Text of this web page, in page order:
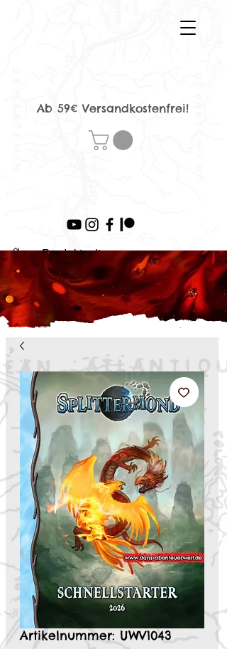
Ab 59€ Versandkostenfrei!
> Produktseite
Artikelnummer: UWV1043